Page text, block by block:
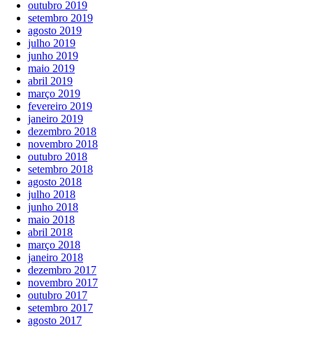
outubro 2019
setembro 2019
agosto 2019
julho 2019
junho 2019
maio 2019
abril 2019
março 2019
fevereiro 2019
janeiro 2019
dezembro 2018
novembro 2018
outubro 2018
setembro 2018
agosto 2018
julho 2018
junho 2018
maio 2018
abril 2018
março 2018
janeiro 2018
dezembro 2017
novembro 2017
outubro 2017
setembro 2017
agosto 2017